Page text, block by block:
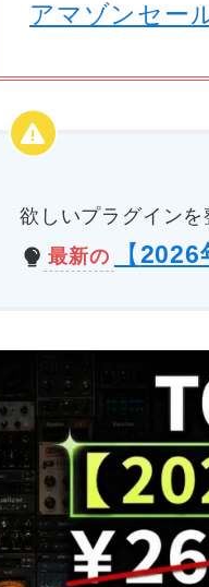
アマゾンセー
欲しいプラグインを
最新の
【 2026